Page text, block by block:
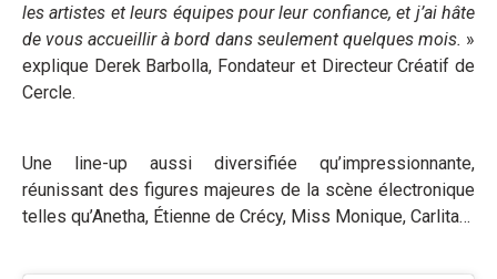
les artistes et leurs équipes pour leur confiance, et j’ai hâte
de vous accueillir à bord dans seulement quelques mois. »
explique Derek Barbolla, Fondateur et Directeur Créatif de
Cercle.
Une line-up aussi diversifiée qu’impressionnante,
réunissant des figures majeures de la scène électronique
telles qu’Anetha, Étienne de Crécy, Miss Monique, Carlita…